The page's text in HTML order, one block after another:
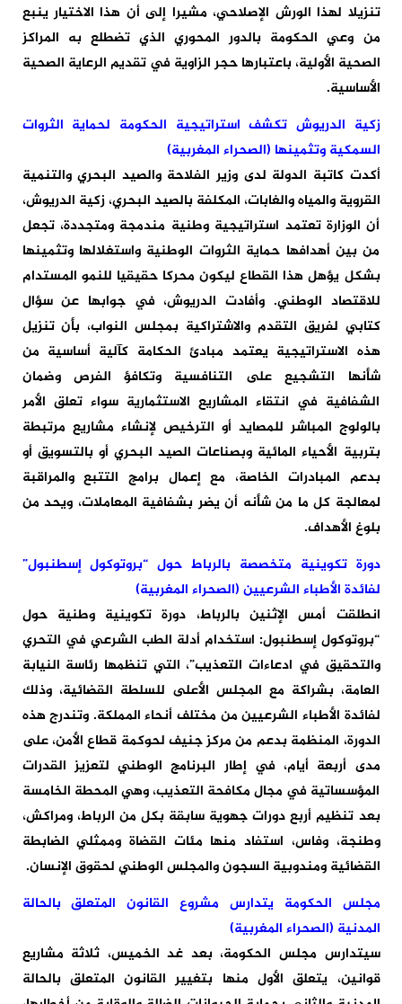
تنزيلا لهذا الورش الإصلاحي، مشيرا إلى أن هذا الاختيار ينبع
من وعي الحكومة بالدور المحوري الذي تضطلع به المراكز
الصحية الأولية، باعتبارها حجر الزاوية في تقديم الرعاية الصحية
الأساسية.
زكية الدريوش تكشف استراتيجية الحكومة لحماية الثروات
السمكية وتثمينها (الصحراء المغربية)
أكدت كاتبة الدولة لدى وزير الفلاحة والصيد البحري والتنمية
القروية والمياه والغابات، المكلفة بالصيد البحري، زكية الدريوش،
أن الوزارة تعتمد استراتيجية وطنية مندمجة ومتجددة، تجعل
من بين أهدافها حماية الثروات الوطنية واستغلالها وتثمينها
بشكل يؤهل هذا القطاع ليكون محركا حقيقيا للنمو المستدام
للاقتصاد الوطني. وأفادت الدريوش، في جوابها عن سؤال
كتابي لفريق التقدم والاشتراكية بمجلس النواب، بأن تنزيل
هذه الاستراتيجية يعتمد مبادئ الحكامة كآلية أساسية من
شأنها التشجيع على التنافسية وتكافؤ الفرص وضمان
الشفافية في انتقاء المشاريع الاستثمارية سواء تعلق الأمر
بالولوج المباشر للمصايد أو الترخيص لإنشاء مشاريع مرتبطة
بتربية الأحياء المائية وبصناعات الصيد البحري أو بالتسويق أو
بدعم المبادرات الخاصة، مع إعمال برامج التتبع والمراقبة
لمعالجة كل ما من شأنه أن يضر بشفافية المعاملات، ويحد من
بلوغ الأهداف.
دورة تكوينية متخصصة بالرباط حول “بروتوكول إسطنبول”
لفائدة الأطباء الشرعيين (الصحراء المغربية)
انطلقت أمس الإثنين بالرباط، دورة تكوينية وطنية حول
“بروتوكول إسطنبول: استخدام أدلة الطب الشرعي في التحري
والتحقيق في ادعاءات التعذيب”، التي تنظمها رئاسة النيابة
العامة، بشراكة مع المجلس الأعلى للسلطة القضائية، وذلك
لفائدة الأطباء الشرعيين من مختلف أنحاء المملكة. وتندرج هذه
الدورة، المنظمة بدعم من مركز جنيف لحوكمة قطاع الأمن، على
مدى أربعة أيام، في إطار البرنامج الوطني لتعزيز القدرات
المؤسساتية في مجال مكافحة التعذيب، وهي المحطة الخامسة
بعد تنظيم أربع دورات جهوية سابقة بكل من الرباط، ومراكش،
وطنجة، وفاس، استفاد منها مئات القضاة وممثلي الضابطة
القضائية ومندوبية السجون والمجلس الوطني لحقوق الإنسان.
مجلس الحكومة يتدارس مشروع القانون المتعلق بالحالة
المدنية (الصحراء المغربية)
سيتدارس مجلس الحكومة، بعد غد الخميس، ثلاثة مشاريع
قوانين، يتعلق الأول منها بتغيير القانون المتعلق بالحالة